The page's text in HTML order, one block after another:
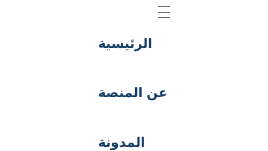
الرئيسية
عن المنصة
المدونة